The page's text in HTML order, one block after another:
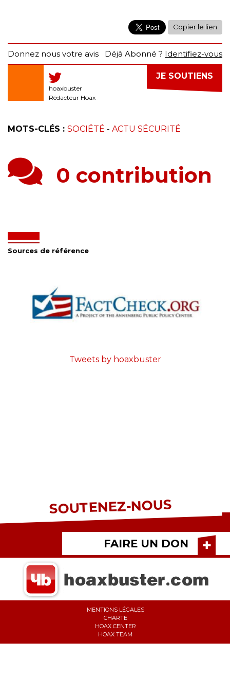
Copier le lien
Donnez nous votre avis Déjà Abonné ? Identifiez-vous
JE SOUTIENS
hoaxbuster
Rédacteur Hoax
MOTS-CLÉS : SOCIÉTÉ - ACTU SÉCURITÉ
0 contribution
Sources de référence
Tweets by hoaxbuster
SOUTENEZ-NOUS
FAIRE UN DON
MENTIONS LÉGALES
CHARTE
HOAX CENTER
HOAX TEAM